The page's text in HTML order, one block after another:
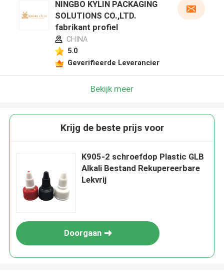
NINGBO KYLIN PACKAGING
SOLUTIONS CO.,LTD.
fabrikant profiel
CHINA
5.0
Geverifieerde Leverancier
Bekijk meer
Krijg de beste prijs voor
K905-2 schroefdop Plastic GLB
Alkali Bestand Rekupereerbare
Lekvrij
Doorgaan